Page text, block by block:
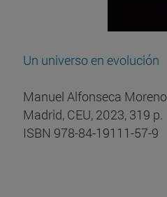
Un universo en evolución
Manuel Alfonseca Moreno
Madrid, CEU, 2023, 319 p.
ISBN 978-84-19111-57-9